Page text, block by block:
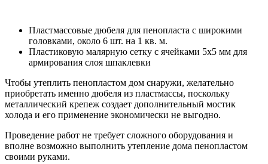
Пластмассовые дюбеля для пенопласта с широкими
головками, около 6 шт. на 1 кв. м.
Пластиковую малярную сетку с ячейками 5x5 мм для
армирования слоя шпаклевки
Чтобы утеплить пенопластом дом снаружи, желательно
приобретать именно дюбеля из пластмассы, поскольку
металлический крепеж создает дополнительный мостик
холода и его применение экономически не выгодно.
Проведение работ не требует сложного оборудования и
вполне возможно выполнить утепление дома пенопластом
своими руками.